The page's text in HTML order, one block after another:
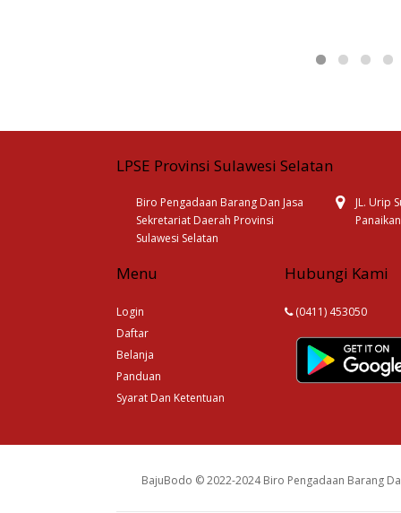
LPSE Provinsi Sulawesi Selatan
Biro Pengadaan Barang Dan Jasa
Sekretariat Daerah Provinsi
Sulawesi Selatan
JL. Urip
Menu
Login
Daftar
Belanja
Panduan
Syarat Dan Ketentuan
Hubungi Kami
(0411) 453050
BajuBodo © 2022-2024 Biro Pengadaan Barang